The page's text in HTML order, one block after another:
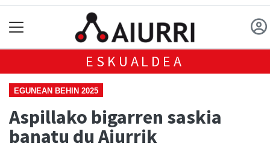
ESKUALDEA
EGUNEAN BEHIN 2025
Aspillako bigarren saskia
banatu du Aiurrik